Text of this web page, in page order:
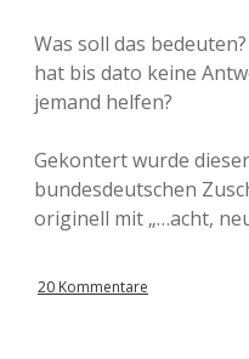
Was soll das
hat bis dato keine
jemand helfen?
Gekontert wurde
bundesdeutschen
originell mit „…acht,
20 Kommentare